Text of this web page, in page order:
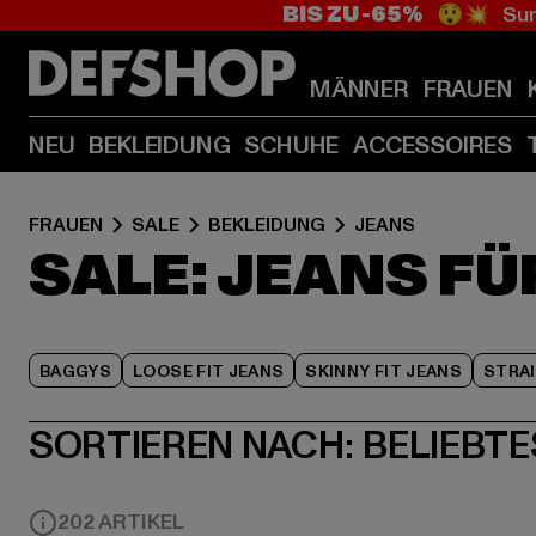
BIS ZU -65% 😲💥
MÄNNER FRAUEN
NEU BEKLEIDUNG SCHUHE ACCESSOIRES
FRAUEN SALE BEKLEIDUNG JEANS
SALE: JEANS
BAGGYS LOOSE FIT JEANS SKINNY FIT JEANS
SORTIEREN NACH:
202 ARTIKEL